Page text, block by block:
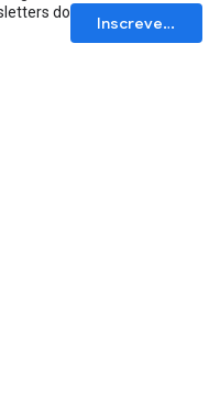
do
Inscrever-se